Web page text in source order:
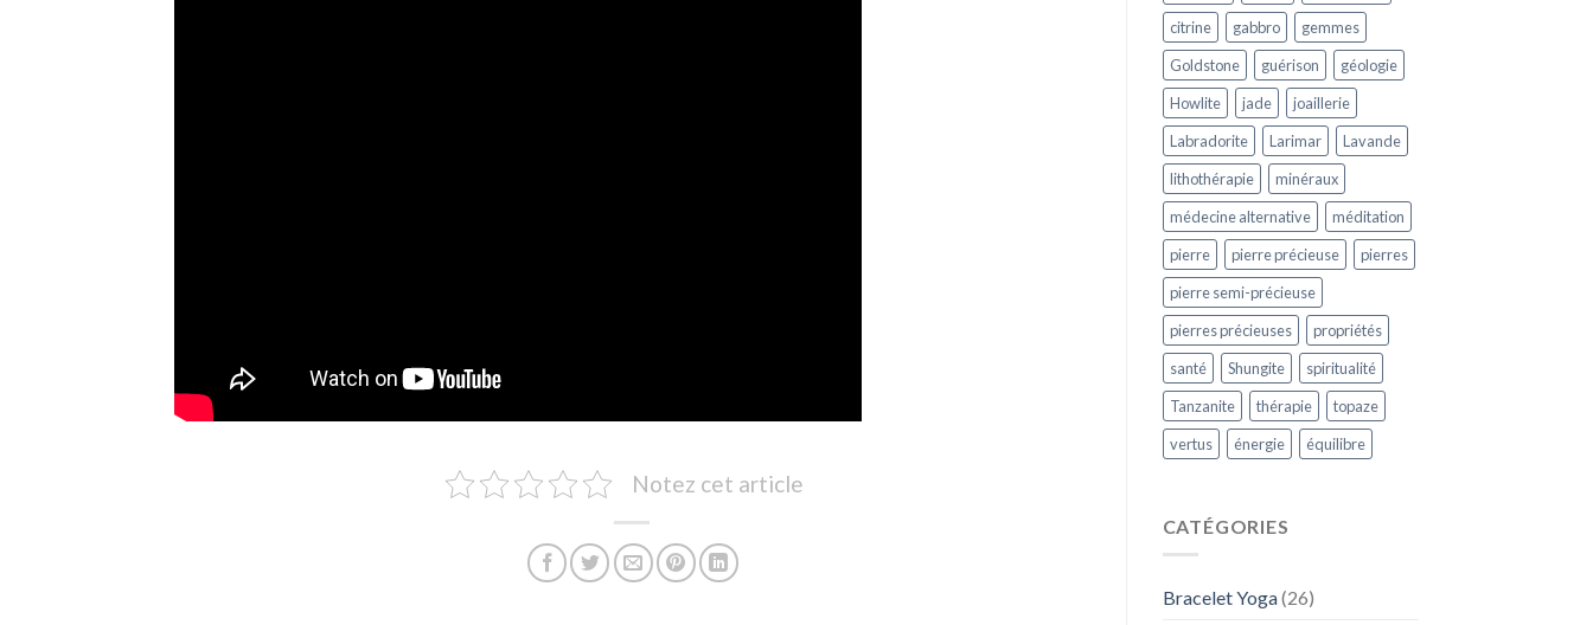
Notez cet article
citrine
gabbro
gemmes
Goldstone
guérison
géologie
Howlite
jade
joaillerie
Labradorite
Larimar
Lavande
lithothérapie
minéraux
médecine alternative
méditation
pierre
pierre précieuse
pierres
pierre semi-précieuse
pierres précieuses
propriétés
santé
Shungite
spiritualité
Tanzanite
thérapie
topaze
vertus
énergie équilibre
CATÉGORIES
Bracelet Yoga(26)